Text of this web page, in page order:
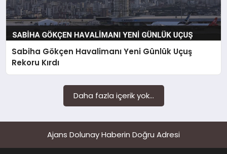
YAŞAM
Sabiha Gökçen Havalimanı Yeni Günlük Uçuş
Rekoru Kırdı
Daha fazla içerik yok...
Ajans Dolunay Haberin Doğru Adresi